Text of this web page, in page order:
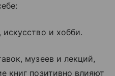
и хобби.
музеев и лекций,
книг позитивно влияют